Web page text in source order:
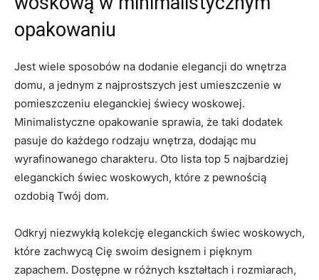
opakowaniu
Jest wiele sposobów na dodanie elegancji do wnętrza
domu, ‍a jednym z najprostszych jest umieszczenie w
pomieszczeniu eleganckiej ‍świecy woskowej.
Minimalistyczne opakowanie ⁣sprawia, że taki ‍dodatek
pasuje do każdego rodzaju wnętrza, ‍dodając mu
wyrafinowanego charakteru. Oto‍ lista ⁤top 5 ‌najbardziej
eleganckich świec woskowych,⁢ które z pewnością
ozdobią Twój dom.
Odkryj niezwykłą kolekcję eleganckich świec woskowych,‌
które‍ zachwycą Cię⁣ swoim designem ‍i pięknym
zapachem. Dostępne w różnych kształtach i ⁤rozmiarach,